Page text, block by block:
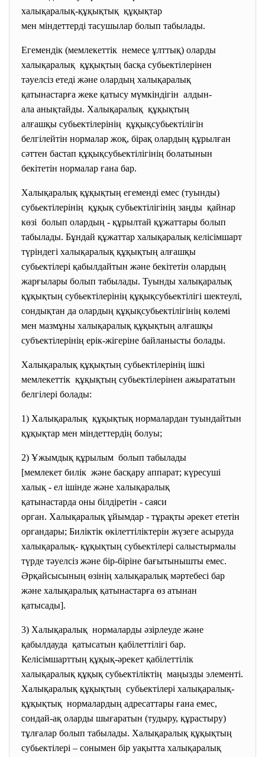
халықаралық-құқықтық құқықтар
мен міндеттерді тасушылар болып табылады.
Егемендік (мемлекеттік немесе ұлттық) оларды
халықаралық құқықтың басқа субьектілерінен
тәуелсіз етеді және олардың халықаралық
қатынастарға жеке қатысу мүмкіндігін алдын-
ала анықтайды. Халықаралық құқықтың
алғашқы субьектілерінің құқықсубьектілігін
белгілейтін нормалар жоқ, бірақ олардың құрылған
сәттен бастап құқықсубьектілігінің болатынын
бекітетін нормалар ғана бар.
Халықаралық құқықтың егеменді емес (туынды)
субьектілерінің құқық субьектілігінің заңды қайнар
көзі болып олардың - құрылтай құжаттары болып
табылады. Бұндай құжаттар халықаралық келісімшарт
түріндегі халықаралық құқықтың алғашқы
субьектілері қабылдайтын және бекітетін олардың
жарғылары болып табылады. Туынды халықаралық
құқықтың субьектілерінің құқықсубьектілігі шектеулі,
сондықтан да олардың құқықсубьектілігінің көлемі
мен мазмұны халықаралық құқықтың алғашқы
субъектілерінің ерік-жігеріне байланысты болады.
Халықаралық құқықтың субьектілерінің ішкі
мемлекеттік құқықтың субьектілерінен ажырататын
белгілері болады:
1) Халықаралық құқықтық нормалардан туындайтын
құқықтар мен міндеттердің болуы;
2) Ұжымдық құрылым болып табылады
[мемлекет билік және басқару аппарат; күресуші
халық - ел ішінде және халықаралық
қатынастарда оны білдіретін - саяси
орган. Халықаралық ұйымдар - тұрақты әрекет ететін
органдары; Биліктік өкілеттіліктерін жүзеге асыруда
халықаралық- құқықтың субьектілері салыстырмалы
түрде тәуелсіз және бір-біріне бағытынышты емес.
Әрқайсысының өзінің халықаралық мәртебесі бар
және халықаралық қатынастарға өз атынан
қатысады].
3) Халықаралық нормаларды әзірлеуде және
қабылдауда қатысатын қабілеттілігі бар.
Келісімшарттың құқық-әрекет қабілеттілік
халықаралық құқық субьектіліктің маңызды элементі.
Халықаралық құқықтың субьектілері халықаралық-
құқықтық нормалардың адресаттары ғана емес,
сондай-ақ оларды шығаратын (тудыру, құрастыру)
тұлғалар болып табылады. Халықаралық құқықтың
субьектілері – сонымен бір уақытта халықаралық